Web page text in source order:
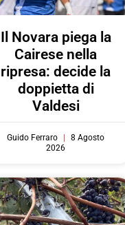
Il Novara piega la
Cairese nella
ripresa: decide la
doppietta di
Valdesi
Guido Ferraro
8 Agosto
2026